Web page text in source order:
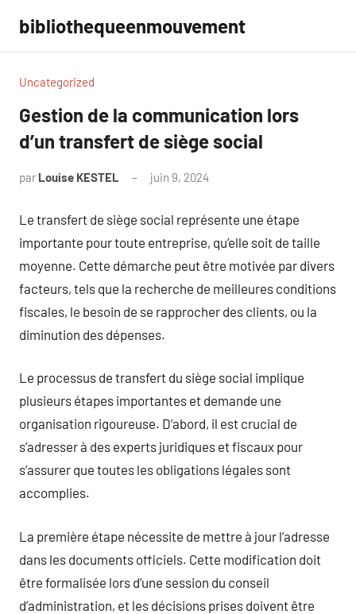
contenu
bibliothequeenmouvement
Uncategorized
Gestion de la communication lors
d’un transfert de siège social
par Louise KESTEL juin 9, 2024
Le transfert de siège social représente une étape
importante pour toute entreprise, qu’elle soit de taille
moyenne. Cette démarche peut être motivée par divers
facteurs, tels que la recherche de meilleures conditions
fiscales, le besoin de se rapprocher des clients, ou la
diminution des dépenses.
Le processus de transfert du siège social implique
plusieurs étapes importantes et demande une
organisation rigoureuse. D’abord, il est crucial de
s’adresser à des experts juridiques et fiscaux pour
s’assurer que toutes les obligations légales sont
accomplies.
La première étape nécessite de mettre à jour l’adresse
dans les documents officiels. Cette modification doit
être formalisée lors d’une session du conseil
d’administration, et les décisions prises doivent être